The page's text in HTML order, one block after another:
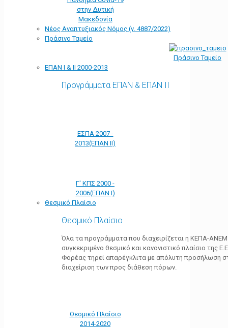
στην Δυτική
Μακεδονία
Νέος Αναπτυξιακός Νόμος (ν. 4887/2022)
Πράσινο Ταμείο
Πράσινο Ταμείο
ΕΠΑΝ Ι & ΙΙ 2000-2013
Προγράμματα ΕΠΑΝ & ΕΠΑΝ ΙΙ
ΕΣΠΑ 2007 -
2013(ΕΠΑΝ ΙΙ)
Γ' ΚΠΣ 2000 -
2006(ΕΠΑΝ Ι)
Θεσμικό Πλαίσιο
Θεσμικό Πλαίσιο
Όλα τα προγράμματα που διαχειρίζεται η ΚΕΠΑ-
συγκεκριμένο θεσμικό και κανονιστικό πλαίσιο της
Φορέας τηρεί απαρέγκλιτα με απόλυτη προσήλωση
διαχείριση των προς διάθεση πόρων.
Θεσμικό Πλαίσιο
2014-2020